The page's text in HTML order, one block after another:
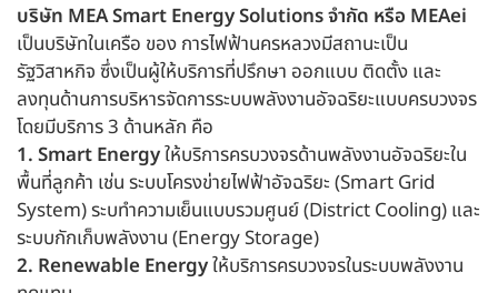
บริษัท MEA Smart Energy Solutions จำกัด หรือ MEAei
เป็นบริษัทในเครือ ของ การไฟฟ้านครหลวงมีสถานะเป็น
รัฐวิสาหกิจ ซึ่งเป็นผู้ให้บริการที่ปรึกษา ออกแบบ ติดตั้ง และ
ลงทุนด้านการบริหารจัดการระบบพลังงานอัจฉริยะแบบครบวงจร
โดยมีบริการ 3 ด้านหลัก คือ
1. Smart Energyให้บริการครบวงจรด้านพลังงานอัจฉริยะใน
พื้นที่ลูกค้า เช่น ระบบโครงข่ายไฟฟ้าอัจฉริยะ (Smart Grid
System) ระบทำความเย็นแบบรวมศูนย์ (District Cooling) และ
ระบบกักเก็บพลังงาน (Energy Storage)
2. Renewable Energyให้บริการครบวงจรในระบบพลังงาน